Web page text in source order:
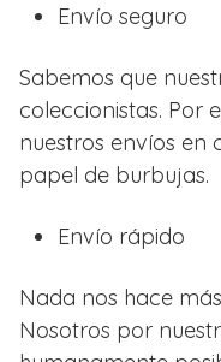
Envío seguro
Sabemos que
coleccionistas. Por
nuestros envíos en
papel de burbujas.
Envío rápido
Nada nos hace
Nosotros por